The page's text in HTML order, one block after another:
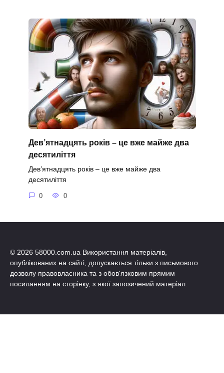
Дев’ятнадцять років – це вже майже два
десятиліття
Дев’ятнадцять років – це вже майже два
десятиліття
0 0
© 2026 58000.com.ua Використання матеріалів,
опублікованих на сайті, допускається тільки з письмового
дозволу правовласника та з обов'язковим прямим
посиланням на сторінку, з якої запозичений матеріал.